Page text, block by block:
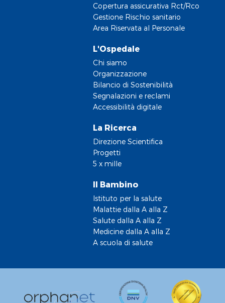
Copertura assicurativa Rct/Rco
Gestione Rischio sanitario
Area Riservata al Personale
L'Ospedale
Chi siamo
Organizzazione
Bilancio di Sostenibilità
Segnalazioni e reclami
Accessibilità digitale
La Ricerca
Direzione Scientifica
Progetti
5 x mille
Il Bambino
Istituto per la salute
Malattie dalla A alla Z
Salute dalla A alla Z
Medicine dalla A alla Z
A scuola di salute